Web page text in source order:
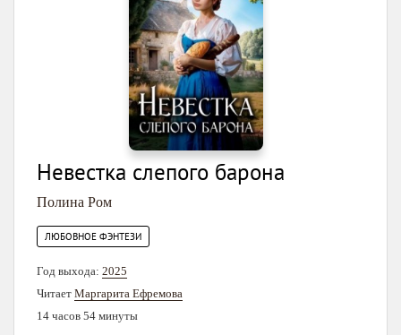
Невестка слепого барона
Полина Ром
ЛЮБОВНОЕ ФЭНТЕЗИ
Год выхода: 2025
Читает Маргарита Ефремова
14 часов 54 минуты